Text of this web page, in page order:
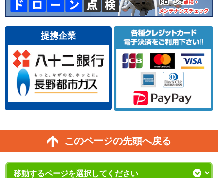
提携企業
このページの先頭へ戻る